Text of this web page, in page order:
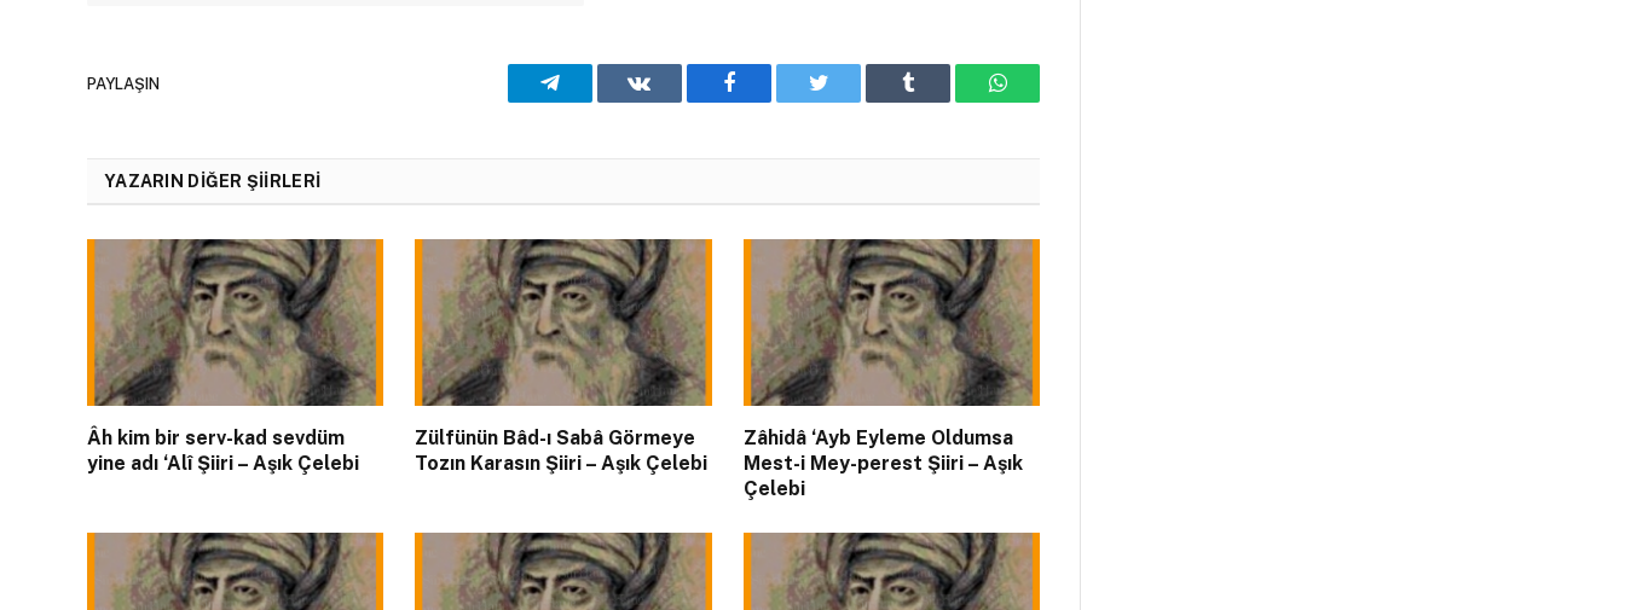
PAYLAŞIN Telegram VKontakteFacebook Twitter Tumblr WhatsApp
YAZARIN DIĞER ŞIIRLERI
Âh kim bir serv-kad sevdüm
yine adı ‘Alî Şiiri – Aşık Çelebi
Zülfünün Bâd-ı Sabâ Görmeye
Tozın Karasın Şiiri – Aşık Çelebi
Zâhidâ ‘Ayb Eyleme Oldumsa
Mest-i Mey-perest Şiiri – Aşık
Çelebi